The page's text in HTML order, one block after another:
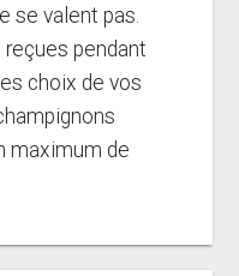
se valent pas.
pendant
choix de vos
maximum de